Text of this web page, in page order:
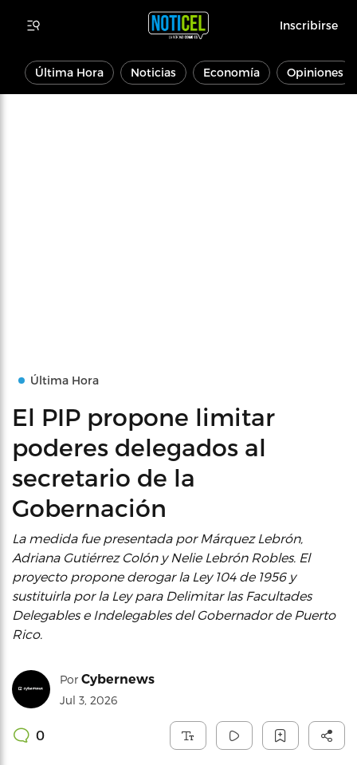
Inscribirse
Última Hora Noticias Economía Opiniones
Última Hora
El PIP propone limitar
poderes delegados al
secretario de la
Gobernación
La medida fue presentada por Márquez Lebrón,
Adriana Gutiérrez Colón y Nelie Lebrón Robles. El
proyecto propone derogar la Ley 104 de 1956 y
sustituirla por la Ley para Delimitar las Facultades
Delegables e Indelegables del Gobernador de Puerto
Rico.
Por Cybernews
Jul 3, 2026
0